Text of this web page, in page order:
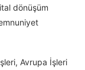
dönüşüm
Avrupa İşleri